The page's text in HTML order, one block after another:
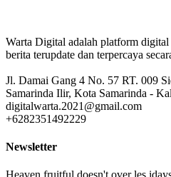
Warta Digital adalah platform
berita terupdate dan terpercaya
Jl. Damai Gang 4 No. 57 RT. 009
Samarinda Ilir, Kota Samarinda -
digitalwarta.2021@gmail.com
+6282351492229
Newsletter